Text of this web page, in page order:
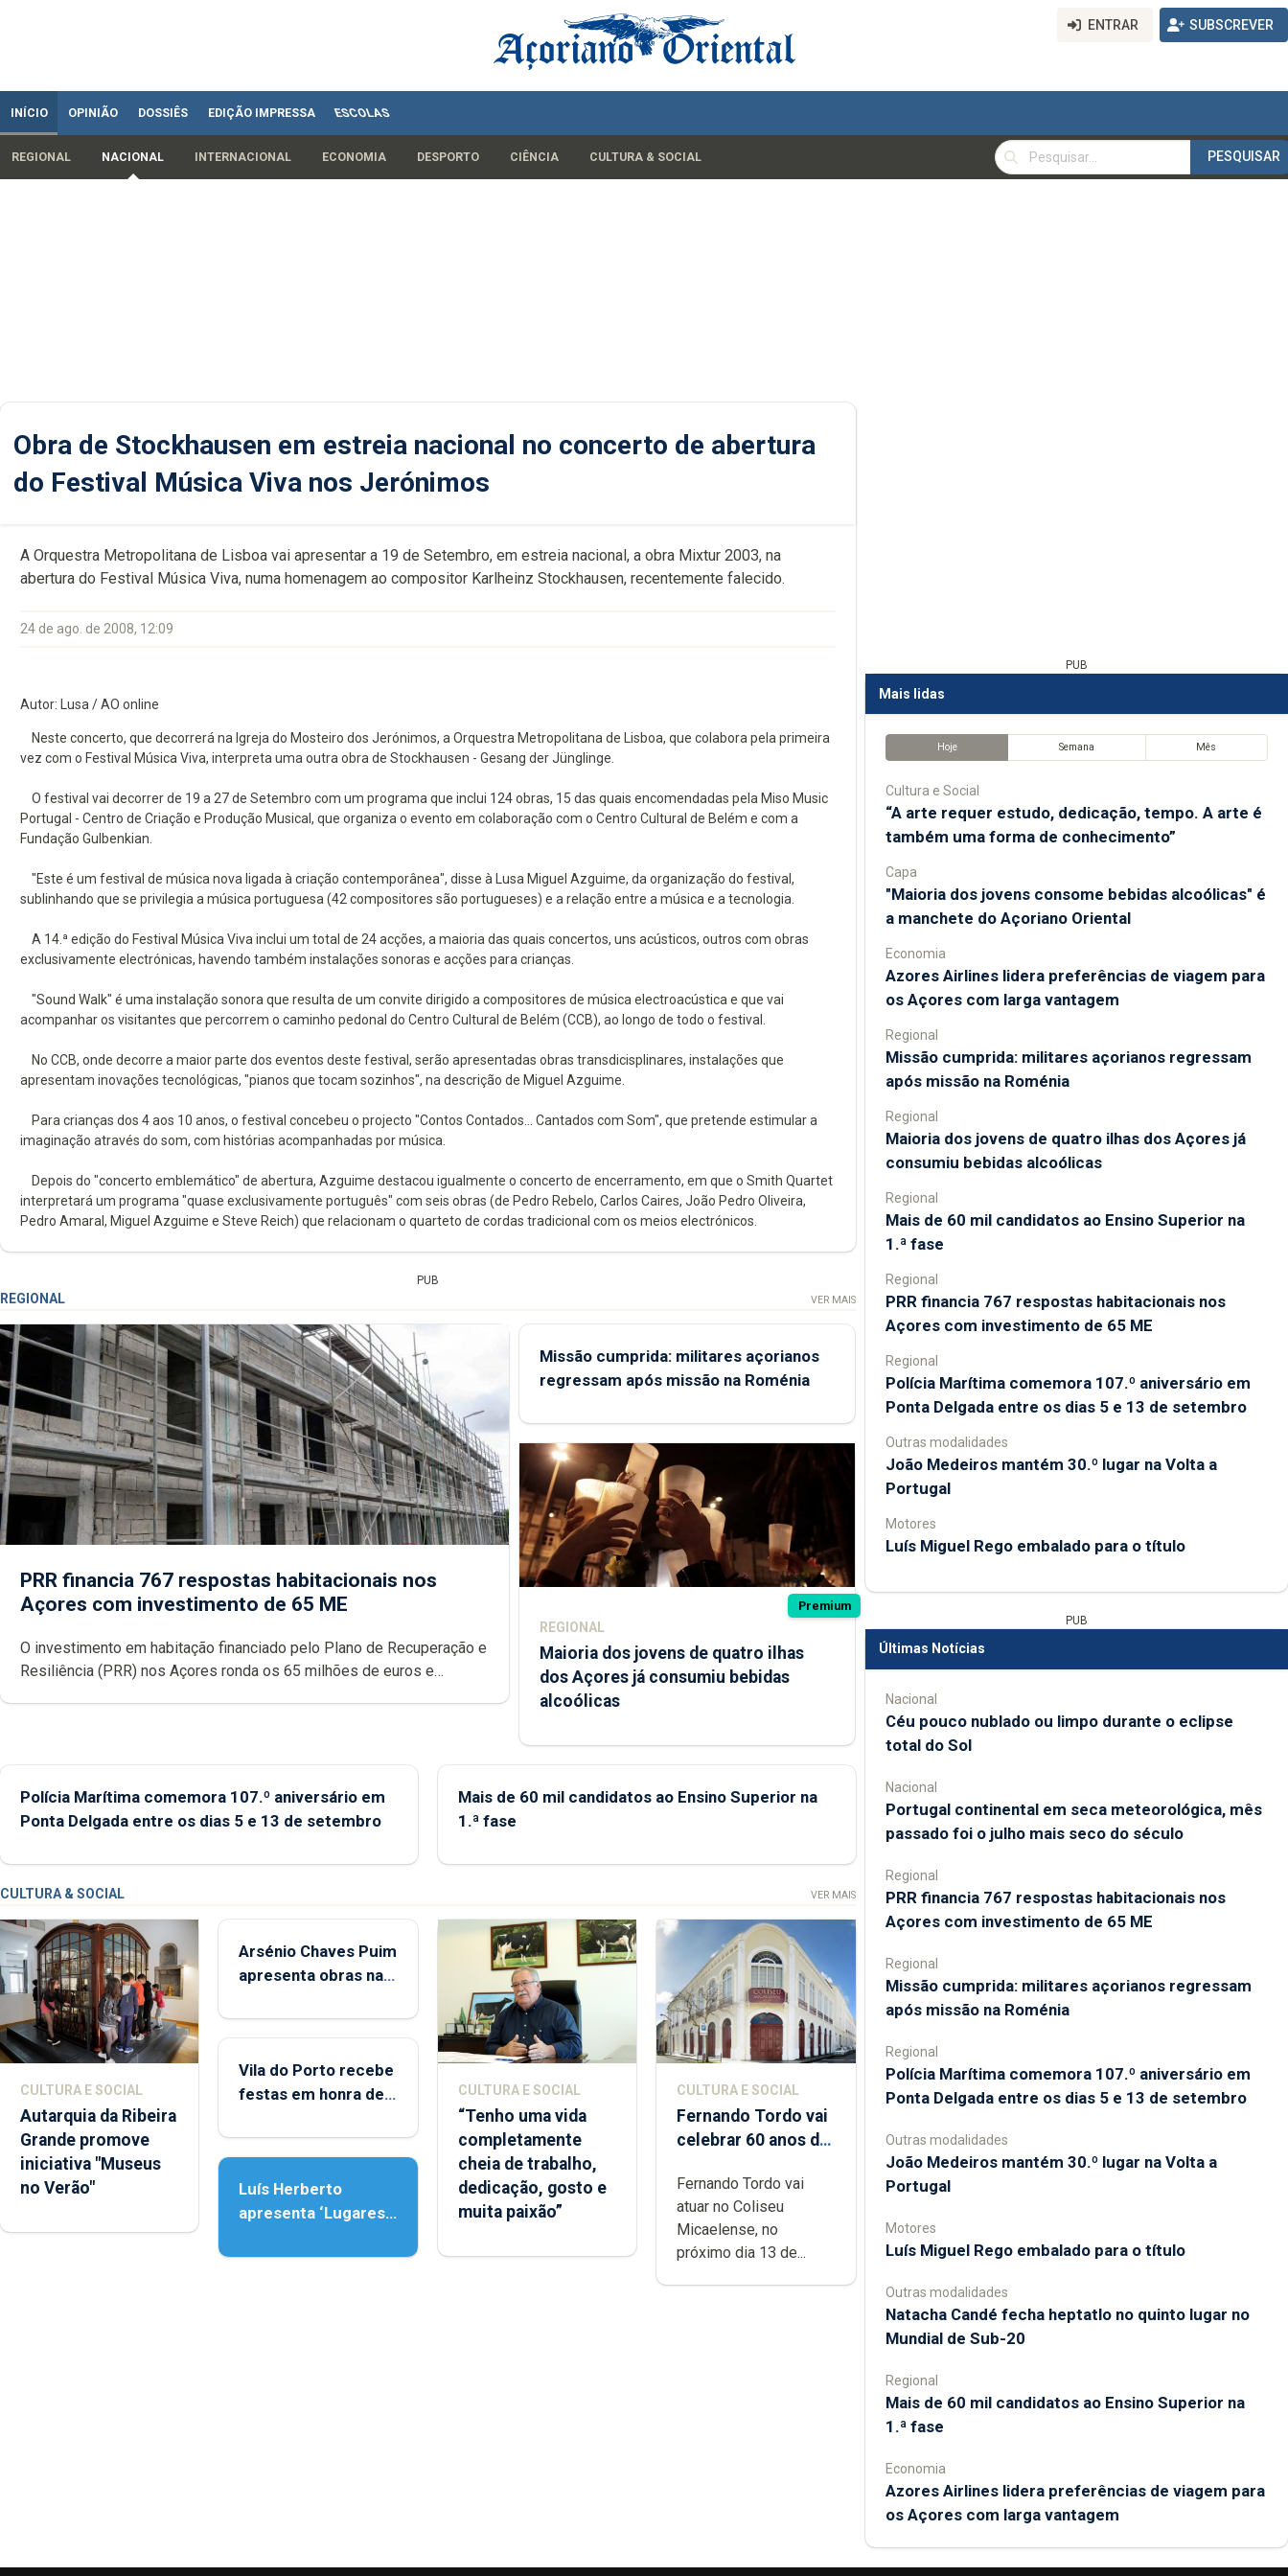
ENTRAR SUBSCREVER
INÍCIO OPINIÃO DOSSIÊS EDIÇÃO IMPRESSA ESCOLAS
REGIONAL NACIONAL INTERNACIONAL ECONOMIA DESPORTO CIÊNCIA CULTURA & SOCIAL
PESQUISAR
PESQUISAR
Obra de Stockhausen em estreia nacional no concerto de abertura
do Festival Música Viva nos Jerónimos
A Orquestra Metropolitana de Lisboa vai apresentar a 19 de Setembro, em estreia nacional, a obra Mixtur 2003, na
abertura do Festival Música Viva, numa homenagem ao compositor Karlheinz Stockhausen, recentemente falecido.
24 de ago. de 2008, 12:09
Autor: Lusa / AO online
Neste concerto, que decorrerá na Igreja do Mosteiro dos Jerónimos, a Orquestra Metropolitana de Lisboa, que colabora pela primeira
vez com o Festival Música Viva, interpreta uma outra obra de Stockhausen - Gesang der Jünglinge.
O festival vai decorrer de 19 a 27 de Setembro com um programa que inclui 124 obras, 15 das quais encomendadas pela Miso Music
Portugal - Centro de Criação e Produção Musical, que organiza o evento em colaboração com o Centro Cultural de Belém e com a
Fundação Gulbenkian.
"Este é um festival de música nova ligada à criação contemporânea", disse à Lusa Miguel Azguime, da organização do festival,
sublinhando que se privilegia a música portuguesa (42 compositores são portugueses) e a relação entre a música e a tecnologia.
A 14.ª edição do Festival Música Viva inclui um total de 24 acções, a maioria das quais concertos, uns acústicos, outros com obras
exclusivamente electrónicas, havendo também instalações sonoras e acções para crianças.
"Sound Walk" é uma instalação sonora que resulta de um convite dirigido a compositores de música electroacústica e que vai
acompanhar os visitantes que percorrem o caminho pedonal do Centro Cultural de Belém (CCB), ao longo de todo o festival.
No CCB, onde decorre a maior parte dos eventos deste festival, serão apresentadas obras transdicisplinares, instalações que
apresentam inovações tecnológicas, "pianos que tocam sozinhos", na descrição de Miguel Azguime.
Para crianças dos 4 aos 10 anos, o festival concebeu o projecto "Contos Contados... Cantados com Som", que pretende estimular a
imaginação através do som, com histórias acompanhadas por música.
Depois do "concerto emblemático" de abertura, Azguime destacou igualmente o concerto de encerramento, em que o Smith Quartet
interpretará um programa "quase exclusivamente português" com seis obras (de Pedro Rebelo, Carlos Caires, João Pedro Oliveira,
Pedro Amaral, Miguel Azguime e Steve Reich) que relacionam o quarteto de cordas tradicional com os meios electrónicos.
PUB
REGIONAL VER MAIS
PRR financia 767 respostas habitacionais nos
Açores com investimento de 65 ME
O investimento em habitação financiado pelo Plano de Recuperação e
Resiliência (PRR) nos Açores ronda os 65 milhões de euros e
Missão cumprida: militares açorianos
regressam após missão na Roménia
Premium
REGIONAL
Maioria dos jovens de quatro ilhas
dos Açores já consumiu bebidas
alcoólicas
Polícia Marítima comemora 107.º aniversário em
Ponta Delgada entre os dias 5 e 13 de setembro
Mais de 60 mil candidatos ao Ensino Superior na
1.ª fase
CULTURA & SOCIAL VER MAIS
CULTURA E SOCIAL
Autarquia da Ribeira
Grande promove
iniciativa "Museus
no Verão"
Arsénio Chaves Puim
apresenta obras na
Porto
Vila do Porto recebe
festas em honra de
Assunção
Luís Herberto
apresenta ‘Lugares
CULTURA E SOCIAL
“Tenho uma vida
completamente
cheia de trabalho,
dedicação, gosto e
muita paixão”
CULTURA E SOCIAL
Fernando Tordo vai
celebrar 60 anos de
Micaelense
Fernando Tordo vai
atuar no Coliseu
Micaelense, no
próximo dia 13 de...
PUB
Mais lidas
Hoje Semana Mês
Cultura e Social
“A arte requer estudo, dedicação, tempo. A arte é
também uma forma de conhecimento”
Capa
"Maioria dos jovens consome bebidas alcoólicas" é
a manchete do Açoriano Oriental
Economia
Azores Airlines lidera preferências de viagem para
os Açores com larga vantagem
Regional
Missão cumprida: militares açorianos regressam
após missão na Roménia
Regional
Maioria dos jovens de quatro ilhas dos Açores já
consumiu bebidas alcoólicas
Regional
Mais de 60 mil candidatos ao Ensino Superior na
1.ª fase
Regional
PRR financia 767 respostas habitacionais nos
Açores com investimento de 65 ME
Regional
Polícia Marítima comemora 107.º aniversário em
Ponta Delgada entre os dias 5 e 13 de setembro
Outras modalidades
João Medeiros mantém 30.º lugar na Volta a
Portugal
Motores
Luís Miguel Rego embalado para o título
PUB
Últimas Notícias
Nacional
Céu pouco nublado ou limpo durante o eclipse
total do Sol
Nacional
Portugal continental em seca meteorológica, mês
passado foi o julho mais seco do século
Regional
PRR financia 767 respostas habitacionais nos
Açores com investimento de 65 ME
Regional
Missão cumprida: militares açorianos regressam
após missão na Roménia
Regional
Polícia Marítima comemora 107.º aniversário em
Ponta Delgada entre os dias 5 e 13 de setembro
Outras modalidades
João Medeiros mantém 30.º lugar na Volta a
Portugal
Motores
Luís Miguel Rego embalado para o título
Outras modalidades
Natacha Candé fecha heptatlo no quinto lugar no
Mundial de Sub-20
Regional
Mais de 60 mil candidatos ao Ensino Superior na
1.ª fase
Economia
Azores Airlines lidera preferências de viagem para
os Açores com larga vantagem